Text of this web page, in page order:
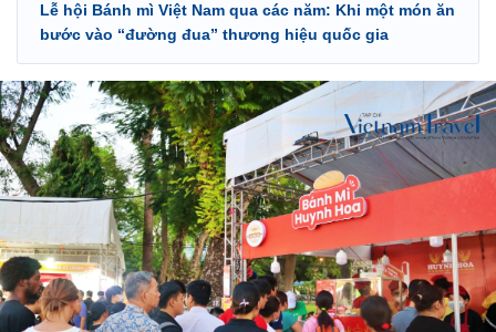
Lễ hội Bánh mì Việt Nam qua các năm: Khi một món ăn
bước vào “đường đua” thương hiệu quốc gia